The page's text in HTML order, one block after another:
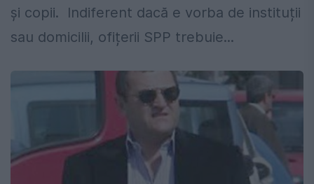
și copii. Indiferent dacă e vorba de instituții
sau domicilii, ofițerii SPP trebuie...